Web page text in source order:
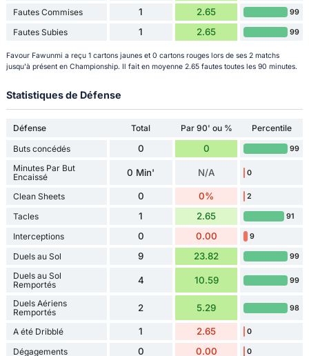
Fautes Commises 1 2.65 99
Fautes Subies 1 2.65 99
Favour Fawunmi a reçu 1 cartons jaunes et 0 cartons rouges lors de ses 2 matchs
jusqu'à présent en Championship. Il fait en moyenne 2.65 fautes toutes les 90 minutes.
Statistiques de Défense
Défense Total Par 90' ou %
Percentile
Buts concédés
0 0 99
Minutes Par But
Encaissé
0 Min' N/A 0
Clean Sheets 0 0% 2
Tacles 1 2.65 91
Interceptions 0 0.00 9
Duels au Sol 9 23.82 99
Duels au Sol
Remportés
4 10.59 99
Duels Aériens
Remportés
2 5.29 98
A été Dribblé 1 2.65 0
Dégagements 0 0.00 0